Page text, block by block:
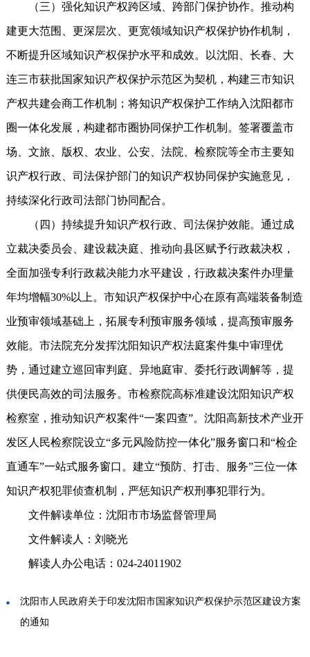
（三）强化知识产权跨区域、跨部门保护协作。推动构
建更大范围、更深层次、更宽领域知识产权保护协作机制，
不断提升区域知识产权保护水平和成效。以沈阳、长春、大
连三市获批国家知识产权保护示范区为契机，构建三市知识
产权共建会商工作机制；将知识产权保护工作纳入沈阳都市
圈一体化发展，构建都市圈协同保护工作机制。签署覆盖市
场、文旅、版权、农业、公安、法院、检察院等全市主要知
识产权行政、司法保护部门的知识产权协同保护实施意见，
持续深化行政司法部门协同配合。
（四）持续提升知识产权行政、司法保护效能。通过成
立裁决委员会、建设裁决庭、推动向县区赋予行政裁决权，
全面加强专利行政裁决能力水平建设，行政裁决案件办理量
年均增幅30%以上。市知识产权保护中心在原有高端装备制造
业预审领域基础上，拓展专利预审服务领域，提高预审服务
效能。市法院充分发挥沈阳知识产权法庭案件集中审理优
势，通过建立巡回审判庭、异地庭审、委托行政调解等，提
供便民高效的司法服务。市检察院高标准建设沈阳知识产权
检察室，推动知识产权案件“一案四查”。沈阳高新技术产业开
发区人民检察院设立“多元风险防控一体化”服务窗口和“检企
直通车”一站式服务窗口。建立“预防、打击、服务”三位一体
知识产权犯罪侦查机制，严惩知识产权刑事犯罪行为。
文件解读单位：沈阳市市场监督管理局
文件解读人：刘晓光
解读人办公电话：024-24011902
沈阳市人民政府关于印发沈阳市国家知识产权保护示范区建设方案
的通知